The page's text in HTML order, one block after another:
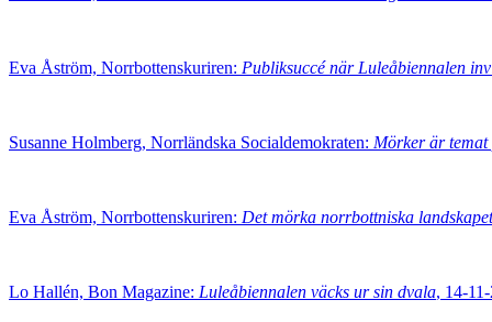
Eva Åström, Norrbottenskuriren: Publiksuccé när Luleåbiennalen
Susanne Holmberg, Norrländska Socialdemokraten: Mörker är temat
Eva Åström, Norrbottenskuriren: Det mörka norrbottniska landskapet
Lo Hallén, Bon Magazine: Luleåbiennalen väcks ur sin dvala, 14-